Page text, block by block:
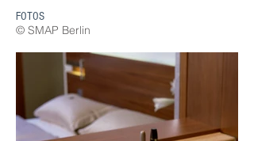
FOTOS
© SMAP Berlin